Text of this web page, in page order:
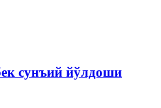
сунъий йўлдоши